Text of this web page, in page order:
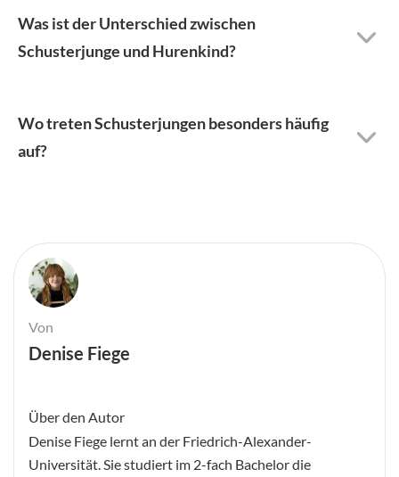
Was ist der Unterschied zwischen
Schusterjunge und Hurenkind?
Wo treten Schusterjungen besonders häufig
auf?
Von
Denise Fiege
Über den Autor
Denise Fiege lernt an der Friedrich-Alexander-
Universität. Sie studiert im 2-fach Bachelor die